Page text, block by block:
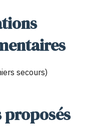
secours)
proposés